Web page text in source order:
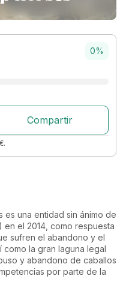
0%
Compartir
€.
es una entidad sin ánimo de
el 2014, como respuesta
sufren el abandono y el
como la gran laguna legal
y abandono de caballos
por parte de la